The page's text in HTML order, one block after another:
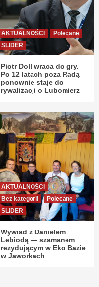
AKTUALNOŚCI
Polecane
SLIDER
Piotr Doll wraca do gry.
Po 12 latach poza Radą
ponownie staje do
rywalizacji o Lubomierz
AKTUALNOŚCI
Bez kategorii
Polecane
SLIDER
Wywiad z Danielem
Lebiodą — szamanem
rezydującym w Eko Bazie
w Jaworkach